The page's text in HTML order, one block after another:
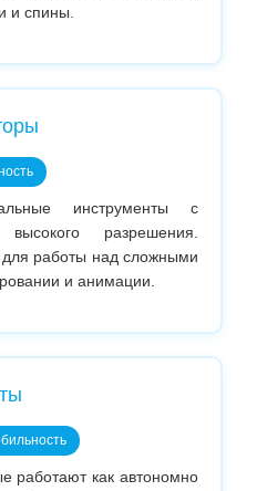
и спины.
инструменты с
разрешения.
для работы над сложными
и анимации.
работают как автономно